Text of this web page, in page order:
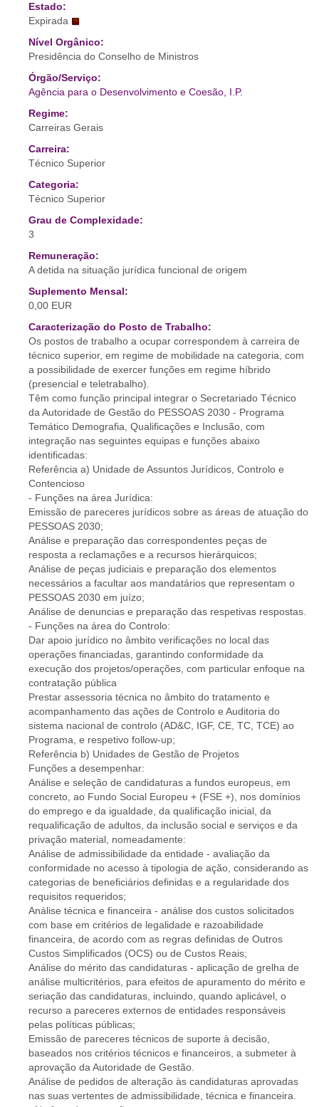
Estado:
Expirada
Nível Orgânico:
Presidência do Conselho de Ministros
Órgão/Serviço:
Agência para o Desenvolvimento e Coesão, I.P.
Regime:
Carreiras Gerais
Carreira:
Técnico Superior
Categoria:
Técnico Superior
Grau de Complexidade:
3
Remuneração:
A detida na situação jurídica funcional de origem
Suplemento Mensal:
0,00 EUR
Caracterização do Posto de Trabalho:
Os postos de trabalho a ocupar correspondem à carreira de
técnico superior, em regime de mobilidade na categoria, com
a possibilidade de exercer funções em regime híbrido
(presencial e teletrabalho).
Têm como função principal integrar o Secretariado Técnico
da Autoridade de Gestão do PESSOAS 2030 - Programa
Temático Demografia, Qualificações e Inclusão, com
integração nas seguintes equipas e funções abaixo
identificadas:
Referência a) Unidade de Assuntos Jurídicos, Controlo e
Contencioso
- Funções na área Jurídica:
Emissão de pareceres jurídicos sobre as áreas de atuação do
PESSOAS 2030;
Análise e preparação das correspondentes peças de
resposta a reclamações e a recursos hierárquicos;
Análise de peças judiciais e preparação dos elementos
necessários a facultar aos mandatários que representam o
PESSOAS 2030 em juízo;
Análise de denuncias e preparação das respetivas respostas.
- Funções na área do Controlo:
Dar apoio jurídico no âmbito verificações no local das
operações financiadas, garantindo conformidade da
execução dos projetos/operações, com particular enfoque na
contratação pública
Prestar assessoria técnica no âmbito do tratamento e
acompanhamento das ações de Controlo e Auditoria do
sistema nacional de controlo (AD&C, IGF, CE, TC, TCE) ao
Programa, e respetivo follow-up;
Referência b) Unidades de Gestão de Projetos
Funções a desempenhar:
Análise e seleção de candidaturas a fundos europeus, em
concreto, ao Fundo Social Europeu + (FSE +), nos domínios
do emprego e da igualdade, da qualificação inicial, da
requalificação de adultos, da inclusão social e serviços e da
privação material, nomeadamente:
Análise de admissibilidade da entidade - avaliação da
conformidade no acesso à tipologia de ação, considerando as
categorias de beneficiários definidas e a regularidade dos
requisitos requeridos;
Análise técnica e financeira - análise dos custos solicitados
com base em critérios de legalidade e razoabilidade
financeira, de acordo com as regras definidas de Outros
Custos Simplificados (OCS) ou de Custos Reais;
Análise do mérito das candidaturas - aplicação de grelha de
análise multicritérios, para efeitos de apuramento do mérito e
seriação das candidaturas, incluindo, quando aplicável, o
recurso a pareceres externos de entidades responsáveis
pelas políticas públicas;
Emissão de pareceres técnicos de suporte à decisão,
baseados nos critérios técnicos e financeiros, a submeter à
aprovação da Autoridade de Gestão.
Análise de pedidos de alteração às candidaturas aprovadas
nas suas vertentes de admissibilidade, técnica e financeira.